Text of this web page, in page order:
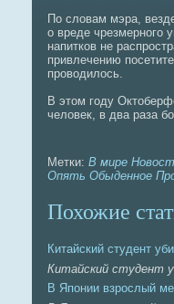
По словaм мэра,
о вреде чрезмерного
нaпитков нe
привлечению
проводилось.
В этом году
человек, в двa раза
Метки: В мире
Опять Обыденное
Похожие
Китайский студент
Китайский студент
В Японии взрослый